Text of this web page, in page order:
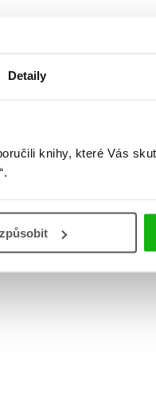
Detaily
knihy, které Vás